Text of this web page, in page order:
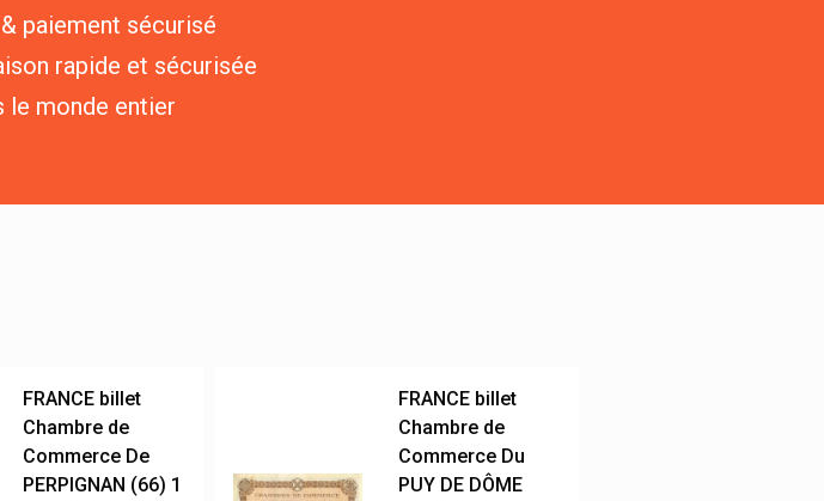
paiement sécurisé
rapide et sécurisée
le monde entier
FRANCE billet
Chambre de
Commerce De
PERPIGNAN (66) 1
FRANCE billet
Chambre de
Commerce Du
PUY DE DÔME